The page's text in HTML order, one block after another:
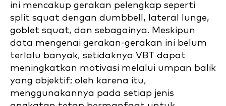
ini mencakup gerakan pelengkap seperti
split squat dengan dumbbell, lateral lunge,
goblet squat, dan sebagainya. Meskipun
data mengenai gerakan-gerakan ini belum
terlalu banyak, setidaknya VBT dapat
meningkatkan motivasi melalui umpan balik
yang objektif; oleh karena itu,
menggunakannya pada setiap jenis